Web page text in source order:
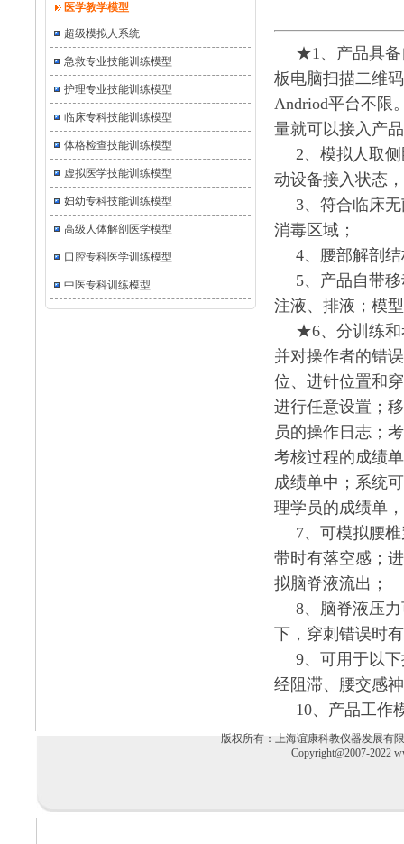
医学教学模型
超级模拟人系统
急救专业技能训练模型
护理专业技能训练模型
临床专科技能训练模型
体格检查技能训练模型
虚拟医学技能训练模型
妇幼专科技能训练模型
高级人体解剖医学模型
口腔专科医学训练模型
中医专科训练模型
★1、产品具备
板电脑扫描二维
Andriod平台不限
量就可以接入产
2、模拟人取
动设备接入状态
3、符合临床
消毒区域；
4、腰部解剖
5、产品自带
注液、排液；模
★6、分训练和
并对操作者的错
位、进针位置和
进行任意设置；
员的操作日志；
考核过程的成绩
成绩单中；系统
理学员的成绩单
7、可模拟腰
带时有落空感；
拟脑脊液流出；
8、脑脊液压
下，穿刺错误时
9、可用于以
经阻滞、腰交感
10、产品工作
版权所有：上海谊康科教仪器发展有限
Copyright@2007-2022